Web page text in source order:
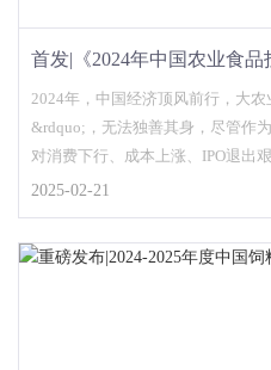
首发|《2024年中国农业食
2024年，中国经济顶风前行，大
&rdquo;，无法独善其身，尽管作
对消费下行、成本上涨、IPO退出
2025-02-21